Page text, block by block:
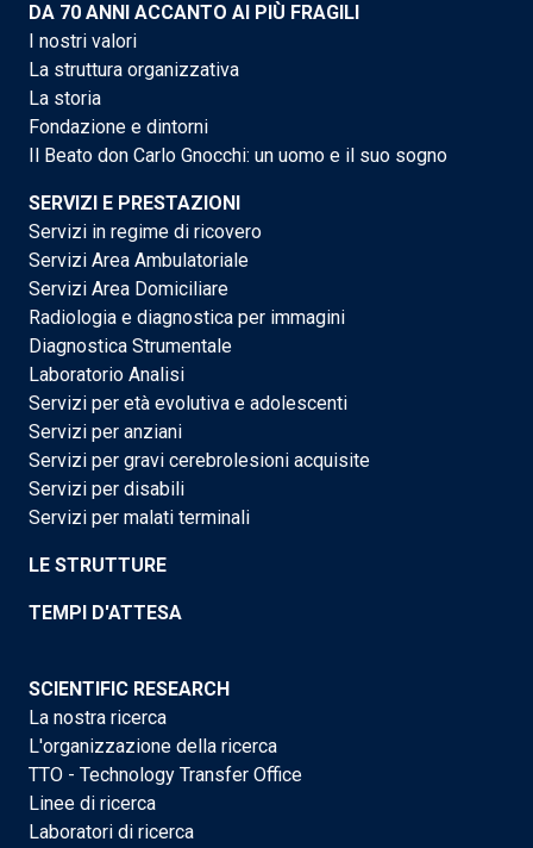
DA 70 ANNI ACCANTO AI PIÙ FRAGILI
I nostri valori
La struttura organizzativa
La storia
Fondazione e dintorni
Il Beato don Carlo Gnocchi: un uomo e il suo sogno
SERVIZI E PRESTAZIONI
Servizi in regime di ricovero
Servizi Area Ambulatoriale
Servizi Area Domiciliare
Radiologia e diagnostica per immagini
Diagnostica Strumentale
Laboratorio Analisi
Servizi per età evolutiva e adolescenti
Servizi per anziani
Servizi per gravi cerebrolesioni acquisite
Servizi per disabili
Servizi per malati terminali
LE STRUTTURE
TEMPI D'ATTESA
SCIENTIFIC RESEARCH
La nostra ricerca
L'organizzazione della ricerca
TTO - Technology Transfer Office
Linee di ricerca
Laboratori di ricerca